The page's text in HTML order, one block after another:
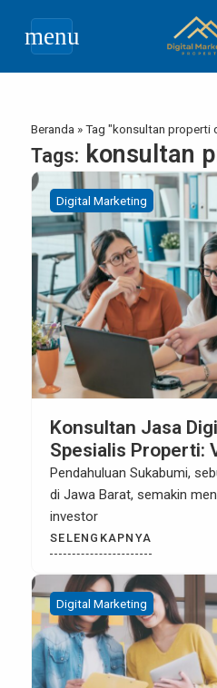
menu
Beranda »Tag "konsultan properti
Tags: konsultan
Digital Marketing
Konsultan Jasa
Spesialis Properti:
Rumah, Hotel,
Sukabumi
Pendahuluan Sukabumi,
di Jawa Barat, semakin
investor
SELENGKAPNYA
Digital Marketing